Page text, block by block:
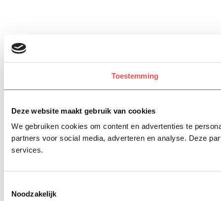
Toestemming
Deze website maakt gebruik van cookies
We gebruiken cookies om content en advertenties te
partners voor social media, adverteren en analyse. Deze
services.
Noodzakelijk